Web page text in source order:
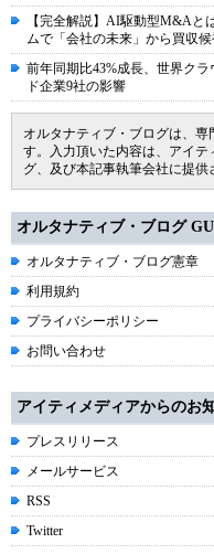
【完全解説】AI駆動型M&Aと
ムで「会社の未来」から買収
前年同期比43%成長、世界ク
ド企業9社の影響
オルタナティブ・ブログは、
す。入力頂いた内容は、アイ
グ、及び本記事執筆会社に提供
オルタナティブ・ブログ
オルタナティブ・ブログ憲章
利用規約
プライバシーポリシー
お問い合わせ
アイティメディアからのお
プレスリリース
メールサービス
RSS
Twitter